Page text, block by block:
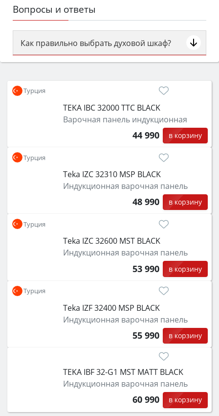
Вопросы и ответы
Как правильно выбрать духовой шкаф?
Сначала определитесь с типом (газовый или
затем смотрите на объём 50–70 л для семьи,
класс энергопотребления не ниже A и нужные
функции (конвекция, гриль, самоочистка,
защита от детей).
Турция
TEKA IBC 32000 TTC BLACK
Варочная панель индукционная
44 990 в корзину
Турция
Teka IZC 32310 MSP BLACK
Индукционная варочная панель
48 990 в корзину
Турция
Teka IZC 32600 MST BLACK
Индукционная варочная панель
53 990 в корзину
Турция
Teka IZF 32400 MSP BLACK
Индукционная варочная панель
55 990 в корзину
TEKA IBF 32-G1 MST MATT BLACK
Индукционная варочная панель
60 990 в корзину